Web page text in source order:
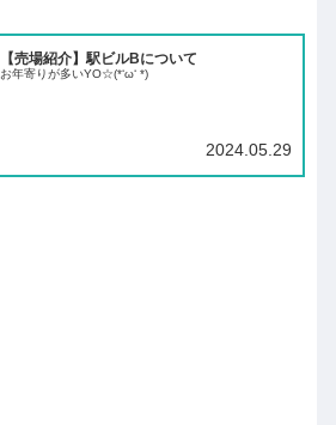
【売場紹介】駅ビルBについて
お年寄りが多いYO☆(*‘ω‘ *)
2024.05.29